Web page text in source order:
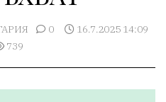
0
16.7.2025 14:09
739